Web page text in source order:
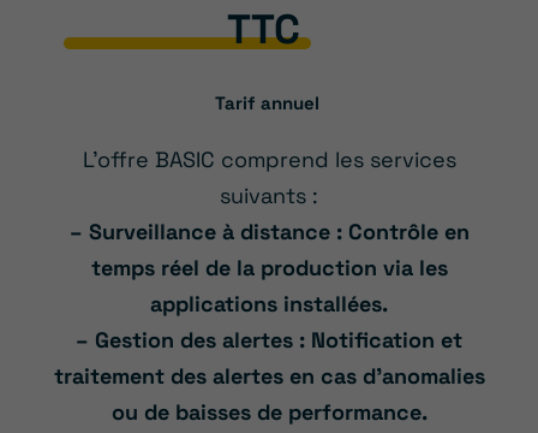
TTC
Tarif annuel
L’offre BASIC comprend les services
suivants :
– Surveillance à distance : Contrôle en
temps réel de la production via les
applications installées.
– Gestion des alertes : Notification et
traitement des alertes en cas d’anomalies
ou de baisses de performance.